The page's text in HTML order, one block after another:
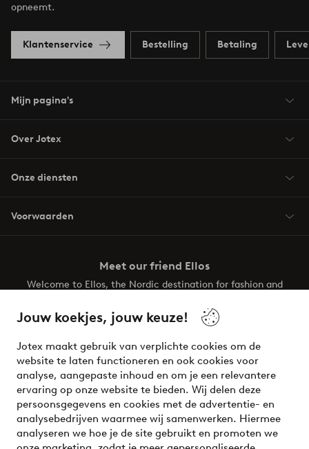
Jouw koekjes, jouw keuze!
Jotex maakt gebruik van verplichte cookies om de
website te laten functioneren en ook cookies voor
analyse, aangepaste inhoud en om je een relevantere
ervaring op onze website te bieden. Wij delen deze
persoonsgegevens en cookies met de advertentie- en
analysebedrijven waarmee wij samenwerken. Hiermee
analyseren we hoe je de site gebruikt en promoten we
opneemt.
Klantenservice Bestelling Betaling
Mijn pagina's
Over Jotex
Onze diensten
Voorwaarden
Meet our friend Ellos
Welcome to Ellos, the Nordic destination for fashion and
your wardrobe. Your next inspiring look is here!
Veilig betalen - Nu betalen of opsplitsen
Wil je meer weten over onze betaalopties?